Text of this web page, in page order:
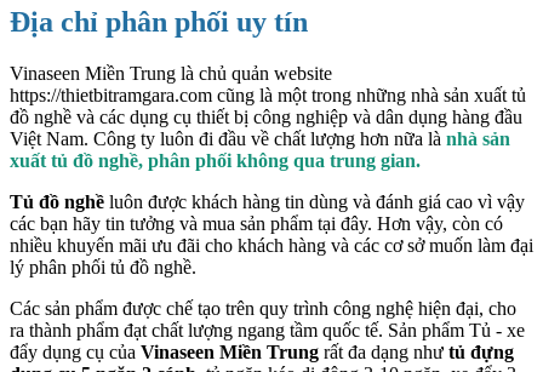
Địa chỉ phân phối uy tín
Vinaseen Miền Trung là chủ quản website
https://thietbitramgara.com cũng là một trong những nhà sản xuất tủ
đồ nghề và các dụng cụ thiết bị công nghiệp và dân dụng hàng đầu
Việt Nam. Công ty luôn đi đầu về chất lượng hơn nữa là nhà sản
xuất tủ đồ nghề, phân phối không qua trung gian.
Tủ đồ nghề luôn được khách hàng tin dùng và đánh giá cao vì vậy
các bạn hãy tin tưởng và mua sản phẩm tại đây. Hơn vậy, còn có
nhiều khuyến mãi ưu đãi cho khách hàng và các cơ sở muốn làm đại
lý phân phối tủ đồ nghề.
Các sản phẩm được chế tạo trên quy trình công nghệ hiện đại, cho
ra thành phẩm đạt chất lượng ngang tầm quốc tế. Sản phẩm Tủ - xe
đẩy dụng cụ của Vinaseen Miền Trung rất đa dạng như tủ đựng